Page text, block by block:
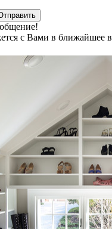
с Вами в ближайшее